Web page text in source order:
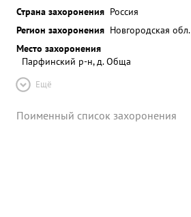
Страна захоронения Россия
Регион захоронения Новгородская обл.
Место захоронения
Парфинский р-н, д. Обща
Ещё
Поименный список захоронения